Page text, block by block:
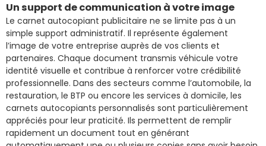
Un support de communication à votre image
Le carnet autocopiant publicitaire ne se limite pas à un
simple support administratif. Il représente également
l’image de votre entreprise auprès de vos clients et
partenaires. Chaque document transmis véhicule votre
identité visuelle et contribue à renforcer votre crédibilité
professionnelle. Dans des secteurs comme l’automobile, la
restauration, le BTP ou encore les services à domicile, les
carnets autocopiants personnalisés sont particulièrement
appréciés pour leur praticité. Ils permettent de remplir
rapidement un document tout en générant